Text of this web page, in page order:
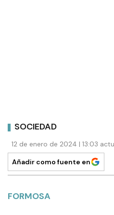
SOCIEDAD
12 de enero de 2024 | 13:03
Añadir como fuente en
FORMOSA